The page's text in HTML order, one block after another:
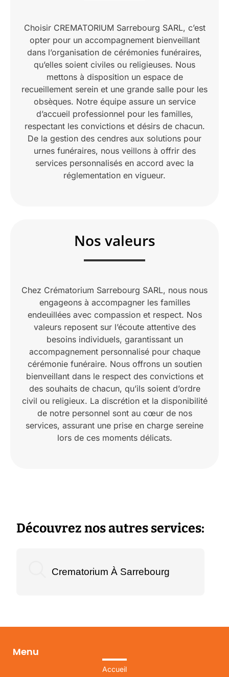
Choisir CREMATORIUM Sarrebourg SARL, c’est
opter pour un accompagnement bienveillant
dans l’organisation de cérémonies funéraires,
qu’elles soient civiles ou religieuses. Nous
mettons à disposition un espace de
recueillement serein et une grande salle pour les
obsèques. Notre équipe assure un service
d’accueil professionnel pour les familles,
respectant les convictions et désirs de chacun.
De la gestion des cendres aux solutions pour
urnes funéraires, nous veillons à offrir des
services personnalisés en accord avec la
réglementation en vigueur.
Nos valeurs
Chez Crématorium Sarrebourg SARL, nous nous
engageons à accompagner les familles
endeuillées avec compassion et respect. Nos
valeurs reposent sur l’écoute attentive des
besoins individuels, garantissant un
accompagnement personnalisé pour chaque
cérémonie funéraire. Nous offrons un soutien
bienveillant dans le respect des convictions et
des souhaits de chacun, qu’ils soient d’ordre
civil ou religieux. La discrétion et la disponibilité
de notre personnel sont au cœur de nos
services, assurant une prise en charge sereine
lors de ces moments délicats.
Découvrez nos autres services:
Crematorium À Sarrebourg
Menu
Accueil